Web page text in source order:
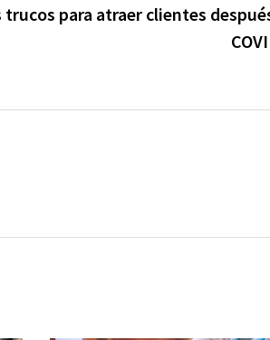
trucos para atraer clientes